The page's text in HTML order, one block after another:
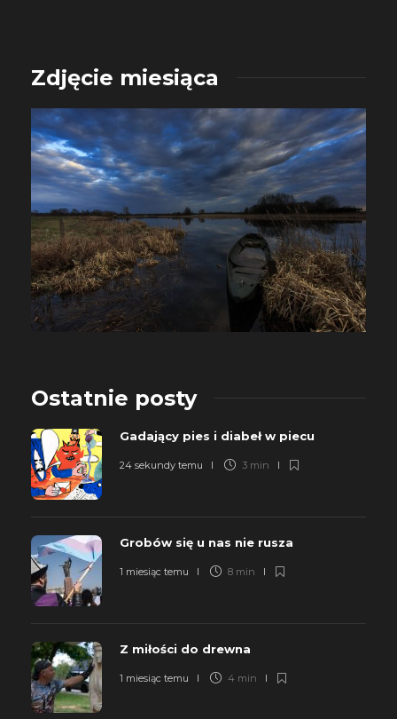
Zdjęcie miesiąca
Ostatnie posty
Gadający pies i diabeł w piecu
24 sekundy temu 3 min
Grobów się u nas nie rusza
1 miesiąc temu 8 min
Z miłości do drewna
1 miesiąc temu 4 min